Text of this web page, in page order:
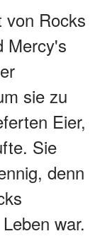
von Rocks
Mercy's
sie zu
Eier,
Sie
denn
war.